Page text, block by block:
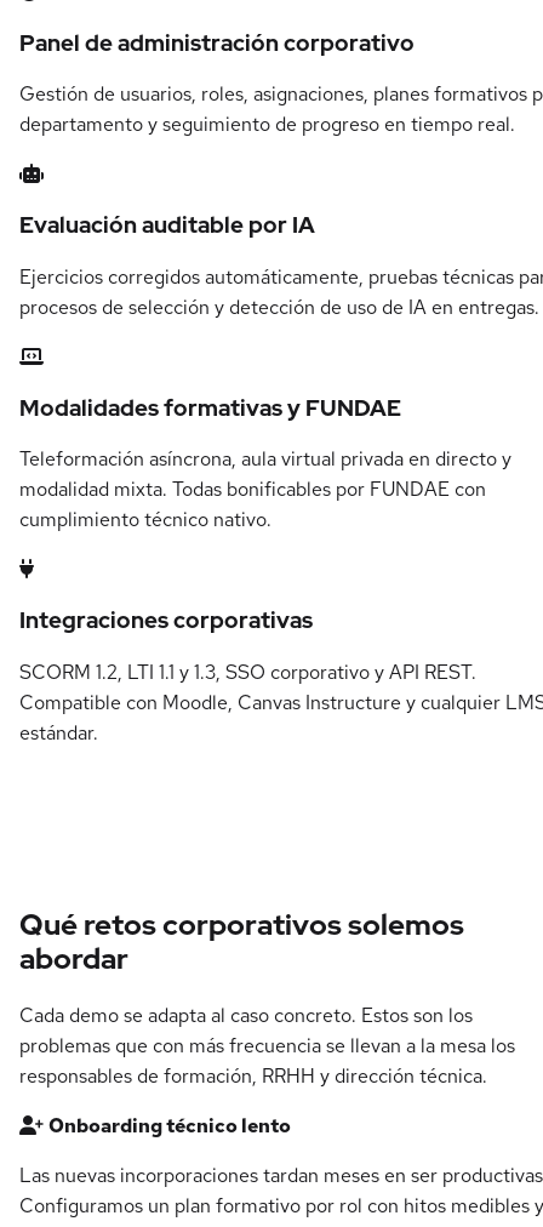
Panel de administración corporativo
Gestión de usuarios, roles, asignaciones, planes formativos
departamento y seguimiento de progreso en tiempo real.
Evaluación auditable por IA
Ejercicios corregidos automáticamente, pruebas técnicas
procesos de selección y detección de uso de IA en entregas.
Modalidades formativas y FUNDAE
Teleformación asíncrona, aula virtual privada en directo y
modalidad mixta. Todas bonificables por FUNDAE con
cumplimiento técnico nativo.
Integraciones corporativas
SCORM 1.2, LTI 1.1 y 1.3, SSO corporativo y API REST.
Compatible con Moodle, Canvas Instructure y cualquier
estándar.
Qué retos corporativos solemos
abordar
Cada demo se adapta al caso concreto. Estos son los
problemas que con más frecuencia se llevan a la mesa los
responsables de formación, RRHH y dirección técnica.
Onboarding técnico lento
Las nuevas incorporaciones tardan meses en ser
Configuramos un plan formativo por rol con hitos medibles y